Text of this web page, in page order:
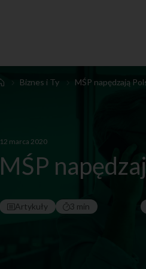
Biznes i Ty MŚP napędzają
12 marca 2020
MŚP
Artykuły 3 min